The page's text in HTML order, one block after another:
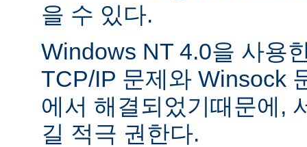
을 수 있다.
Windows NT 4.0을 사용
TCP/IP 문제와 Winsock
에서 해결되었기때문에,
길 적극 권한다.